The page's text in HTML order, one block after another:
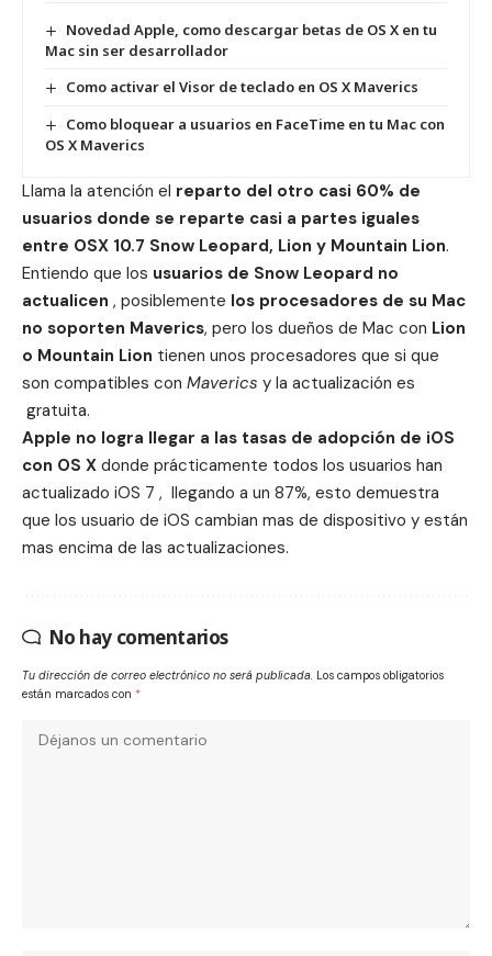
Novedad Apple, como descargar betas de OS X en tu
Mac sin ser desarrollador
Como activar el Visor de teclado en OS X Maverics
Como bloquear a usuarios en FaceTime en tu Mac con
OS X Maverics
Llama la atención el reparto del otro casi 60% de
usuarios donde se reparte casi a partes iguales
entre OSX 10.7 Snow Leopard, Lion y Mountain Lion.
Entiendo que los usuarios de Snow Leopard no
actualicen , posiblemente los procesadores de su Mac
no soporten Maverics, pero los dueños de Mac con Lion
o Mountain Lion tienen unos procesadores que si que
son compatibles con Maverics y la actualización es
gratuita.
Apple no logra llegar a las tasas de adopción de iOS
con OS X donde prácticamente todos los usuarios han
actualizado iOS 7 , llegando a un 87%, esto demuestra
que los usuario de iOS cambian mas de dispositivo y están
mas encima de las actualizaciones.
No hay comentarios
Tu dirección de correo electrónico no será publicada. Los campos obligatorios
están marcados con *